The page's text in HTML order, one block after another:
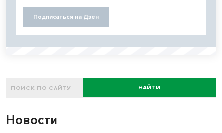
Подписаться на Дзен
НАЙТИ
Новости